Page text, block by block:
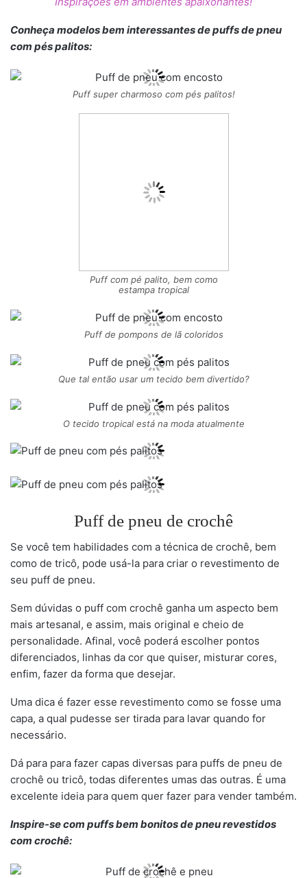
Conheça modelos bem interessantes de puffs de pneu
com pés palitos:
Puff super charmoso com pés palitos!
Puff com pé palito, bem como
estampa tropical
Puff de pompons de lã coloridos
Que tal então usar um tecido bem divertido?
O tecido tropical está na moda atualmente
Puff de pneu de crochê
Se você tem habilidades com a técnica de crochê, bem
como de tricô, pode usá-la para criar o revestimento de
seu puff de pneu.
Sem dúvidas o puff com crochê ganha um aspecto bem
mais artesanal, e assim, mais original e cheio de
personalidade. Afinal, você poderá escolher pontos
diferenciados, linhas da cor que quiser, misturar cores,
enfim, fazer da forma que desejar.
Uma dica é fazer esse revestimento como se fosse uma
capa, a qual pudesse ser tirada para lavar quando for
necessário.
Dá para para fazer capas diversas para puffs de pneu de
crochê ou tricô, todas diferentes umas das outras. É uma
excelente ideia para quem quer fazer para vender também.
Inspire-se com puffs bem bonitos de pneu revestidos
com crochê: